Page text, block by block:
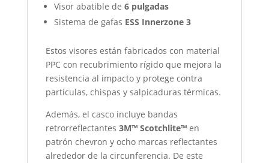
Visor abatible de 6 pulgadas
Sistema de gafas ESS Innerzone 3
Estos visores están fabricados con material
PPC con recubrimiento rígido que mejora la
resistencia al impacto y protege contra
partículas, chispas y salpicaduras térmicas.
Además, el casco incluye bandas
retrorreflectantes 3M™ Scotchlite™en
patrón chevron y ocho marcas reflectantes
alrededor de la circunferencia. De este